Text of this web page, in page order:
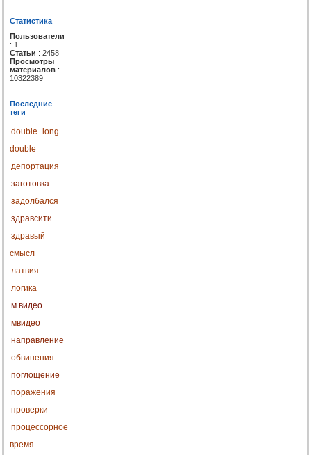
Статистика
Пользователи
: 1
Статьи : 2458
Просмотры
материалов :
10322389
Последние
теги
double
long
double
депортация
заготовка
задолбался
здравсити
здравый
смысл
латвия
логика
м.видео
мвидео
направление
обвинения
поглощение
поражения
проверки
процессорное
время